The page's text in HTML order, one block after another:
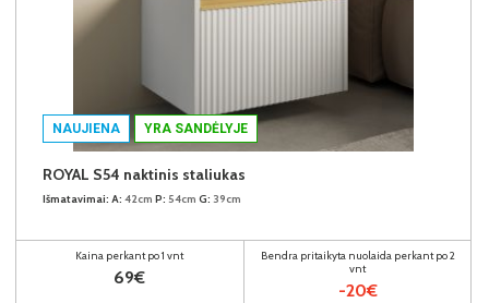
NAUJIENA YRA SANDĖLYJE
ROYAL S54 naktinis staliukas
Išmatavimai: A: 42cm P: 54cm G: 39cm
Kaina perkant po 1 vnt
69€
Bendra pritaikyta nuolaida perkant po 2
vnt
-20€